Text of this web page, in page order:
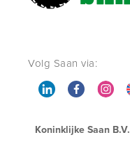
Volg Saan via:
Koninklijke Saan B.V.